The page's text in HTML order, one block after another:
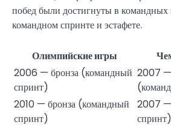
побед были достигнуты в командных
командном спринте и эстафете.
Олимпийские игры
2006 — бронза (командный
спринт)
2007 —
2010 — бронза (командный
спринт)
2007 —
спринт)